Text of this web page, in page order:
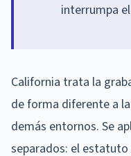
interrumpa
California trata la
de forma diferente a
demás entornos. Se
separados: el estatuto